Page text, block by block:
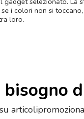
i colori non si
loro.
bisogno